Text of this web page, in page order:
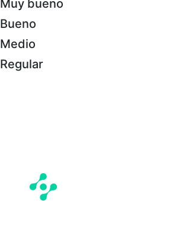
Muy bueno
Bueno
Medio
Regular